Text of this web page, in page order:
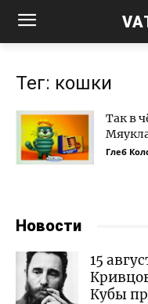
Тег: кошки
Так в
Глеб
Новости
15
Кубы